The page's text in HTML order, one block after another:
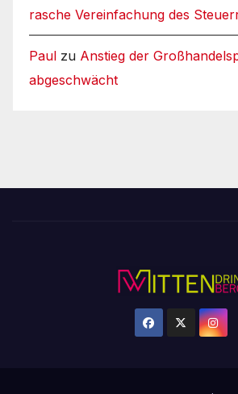
rasche Vereinfachung des
Paul zu Anstieg der
abgeschwächt